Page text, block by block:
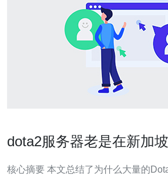
dota2服务器老是在新加
核心摘要 本文总结了为什么大量的Dota2 服务器选择部署